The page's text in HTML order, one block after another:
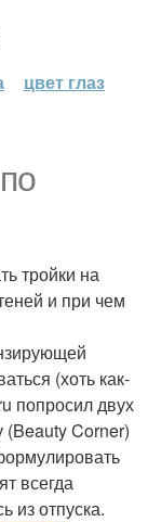
цвет глаз
тройки на
и при чем
(хоть как-
попросил двух
(Beauty Corner)
всегда
из отпуска.